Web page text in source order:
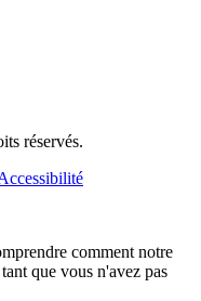
réservés.
comment notre
que vous n'avez pas